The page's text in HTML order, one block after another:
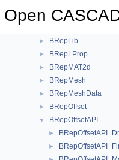
Open
► BRepGProp
► BRepLib
► BRepLProp
► BRepMAT2d
► BRepMesh
► BRepMeshData
► BRepOffset
▼ BRepOffsetAPI
►
►